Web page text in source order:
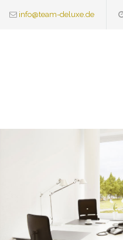
info@team-deluxe.de